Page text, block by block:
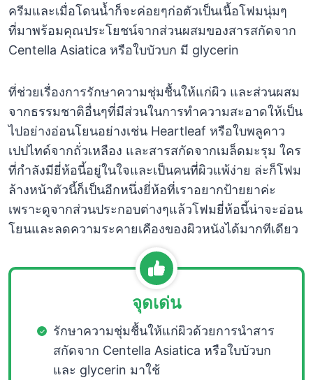
ครีมและเมื่อโดนน้ำก็จะค่อยๆก่อตัวเป็นเนื้อโฟมนุ่มๆ
ที่มาพร้อมคุณประโยชน์จากส่วนผสมของสารสกัดจาก
Centella Asiatica หรือใบบัวบก มี glycerin
ที่ช่วยเรื่องการรักษาความชุ่มชื้นให้แก่ผิว และส่วนผสม
จากธรรมชาติอื่นๆที่มีส่วนในการทำความสะอาดให้เป็น
ไปอย่างอ่อนโยนอย่างเช่น Heartleaf หรือใบพลูคาว
เปปไทด์จากถั่วเหลือง และสารสกัดจากเมล็ดมะรุม ใคร
ที่กำลังมียี่ห้อนี้อยู่ในใจและเป็นคนที่ผิวแพ้ง่าย ล่ะก็โฟม
ล้างหน้าตัวนี้ก็เป็นอีกหนึ่งยี่ห้อที่เราอยากป้ายยาค่ะ
เพราะดูจากส่วนประกอบต่างๆแล้วโฟมยี่ห้อนี้น่าจะอ่อน
โยนและลดความระคายเคืองของผิวหนังได้มากทีเดียว
จุดเด่น
รักษาความชุ่มชื้นให้แก่ผิวด้วยการนำสาร
สกัดจาก Centella Asiatica หรือใบบัวบก
และ glycerin มาใช้